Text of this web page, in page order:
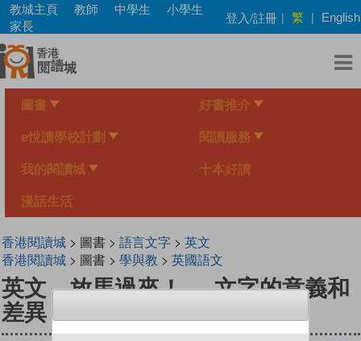
Skip
main
content
教城主頁 教師 中學生
小學生
家長
登入/註冊 | 繁 | English
圖書 好書推介
e悅讀學校計劃 閱讀服務
我的閱讀城 十本好讀
漫話生活
香港閱讀城> 圖書 > 語言文字> 英文
香港閱讀城> 圖書 > 學與教 > 英國語文
英文，放馬過來！──文字的意義和
差異